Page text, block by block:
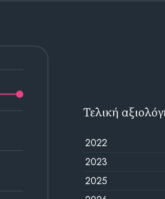
Τελική
2022
2023
2025